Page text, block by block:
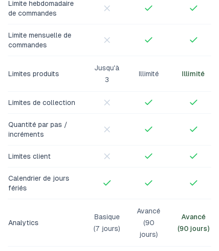
Limite hebdomadaire
de commandes
Limite mensuelle de
commandes
Limites produits
Jusqu'à
3
Illimité Illimité
Limites de collection
Quantité par pas /
incréments
Limites client
Calendrier de jours
fériés
Analytics
Basique
(7 jours)
Avancé
(90
jours)
Avancé
(90 jours)